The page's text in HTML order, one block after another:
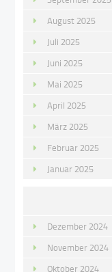
August 2025
Juli 2025
Juni 2025
Mai 2025
April 2025
März 2025
Februar 2025
Januar 2025
Dezember 2024
November 2024
Oktober 2024